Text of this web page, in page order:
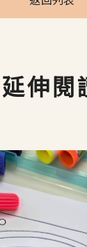
延伸閱